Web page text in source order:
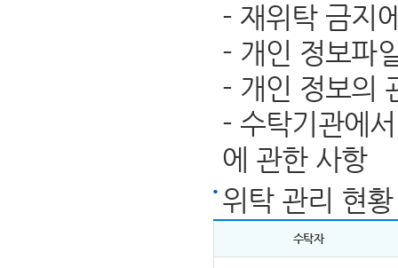
- 재위탁 금지
- 개인 정보파
- 개인 정보의
- 수탁기관에
에 관한 사항
위탁 관리 현황
수탁자